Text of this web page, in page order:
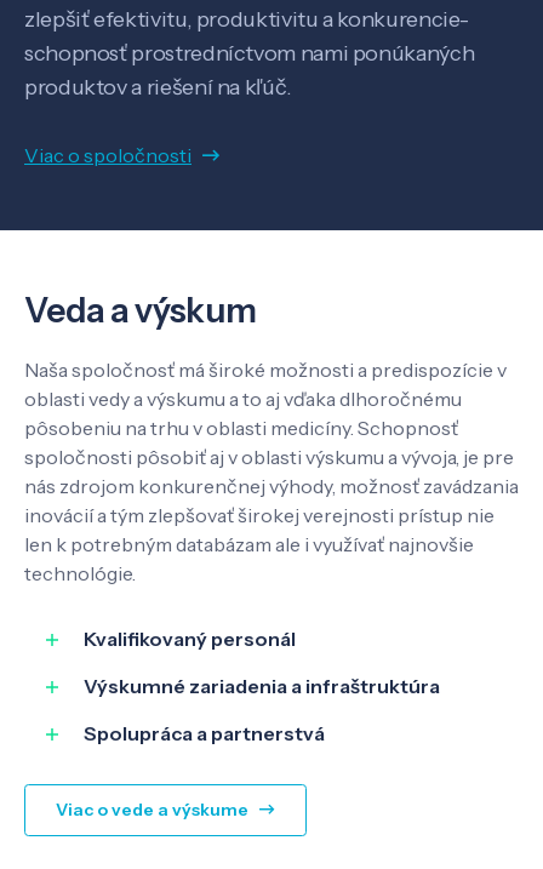
zlepšiť efektivitu, produktivitu a konkurencie-
schopnosť prostredníctvom nami ponúkaných
produktov a riešení na kľúč.
Viac o spoločnosti
Veda a výskum
Naša spoločnosť má široké možnosti a predispozície v
oblasti vedy a výskumu a to aj vďaka dlhoročnému
pôsobeniu na trhu v oblasti medicíny. Schopnosť
spoločnosti pôsobiť aj v oblasti výskumu a vývoja, je pre
nás zdrojom konkurenčnej výhody, možnosť zavádzania
inovácií a tým zlepšovať širokej verejnosti prístup nie
len k potrebným databázam ale i využívať najnovšie
technológie.
Kvalifikovaný personál
Výskumné zariadenia a infraštruktúra
Spolupráca a partnerstvá
Viac o vede a výskume